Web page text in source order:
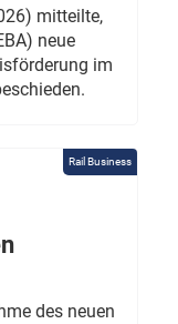
mitteilte,
neue
im
Rail Business
des neuen